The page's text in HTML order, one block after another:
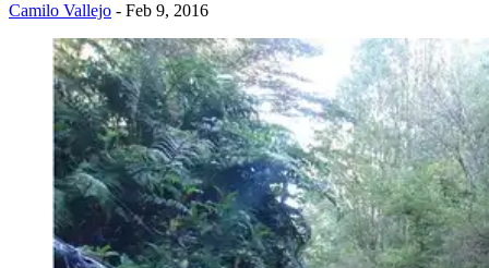
Camilo Vallejo - Feb 9, 2016